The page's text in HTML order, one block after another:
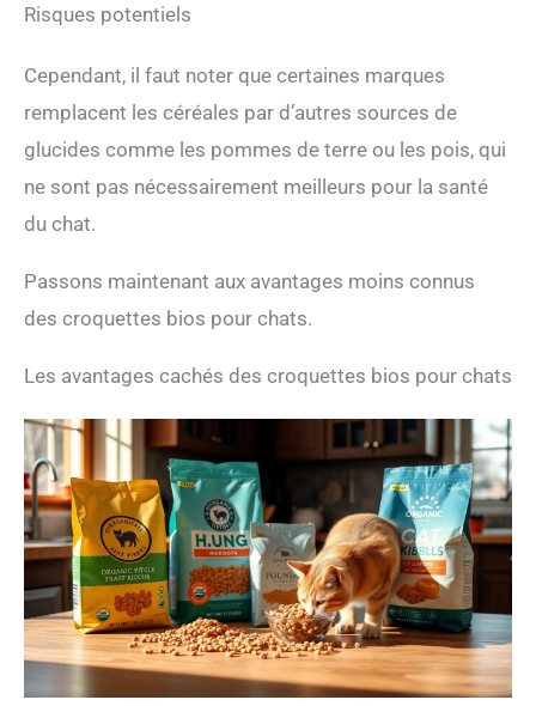
Risques potentiels
Cependant, il faut noter que certaines marques
remplacent les céréales par d’autres sources de
glucides comme les pommes de terre ou les pois, qui
ne sont pas nécessairement meilleurs pour la santé
du chat.
Passons maintenant aux avantages moins connus
des croquettes bios pour chats.
Les avantages cachés des croquettes bios pour chats